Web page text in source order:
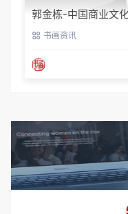
郭金栋-中国商业文
书画资讯